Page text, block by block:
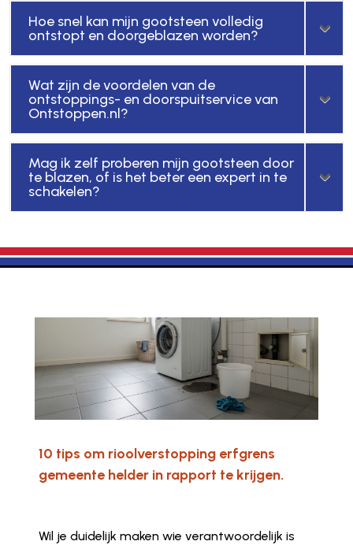
Hoe snel kan mijn gootsteen volledig
ontstopt en doorgeblazen worden?
Wat zijn de voordelen van de
ontstoppings- en doorspuitservice van
Ontstoppen.nl?
Mag ik zelf proberen mijn gootsteen door
te blazen, of is het beter een expert in te
schakelen?
10 tips om rioolverstopping erfgrens
gemeente helder in rapport te krijgen.
Wil je duidelijk maken wie verantwoordelijk is